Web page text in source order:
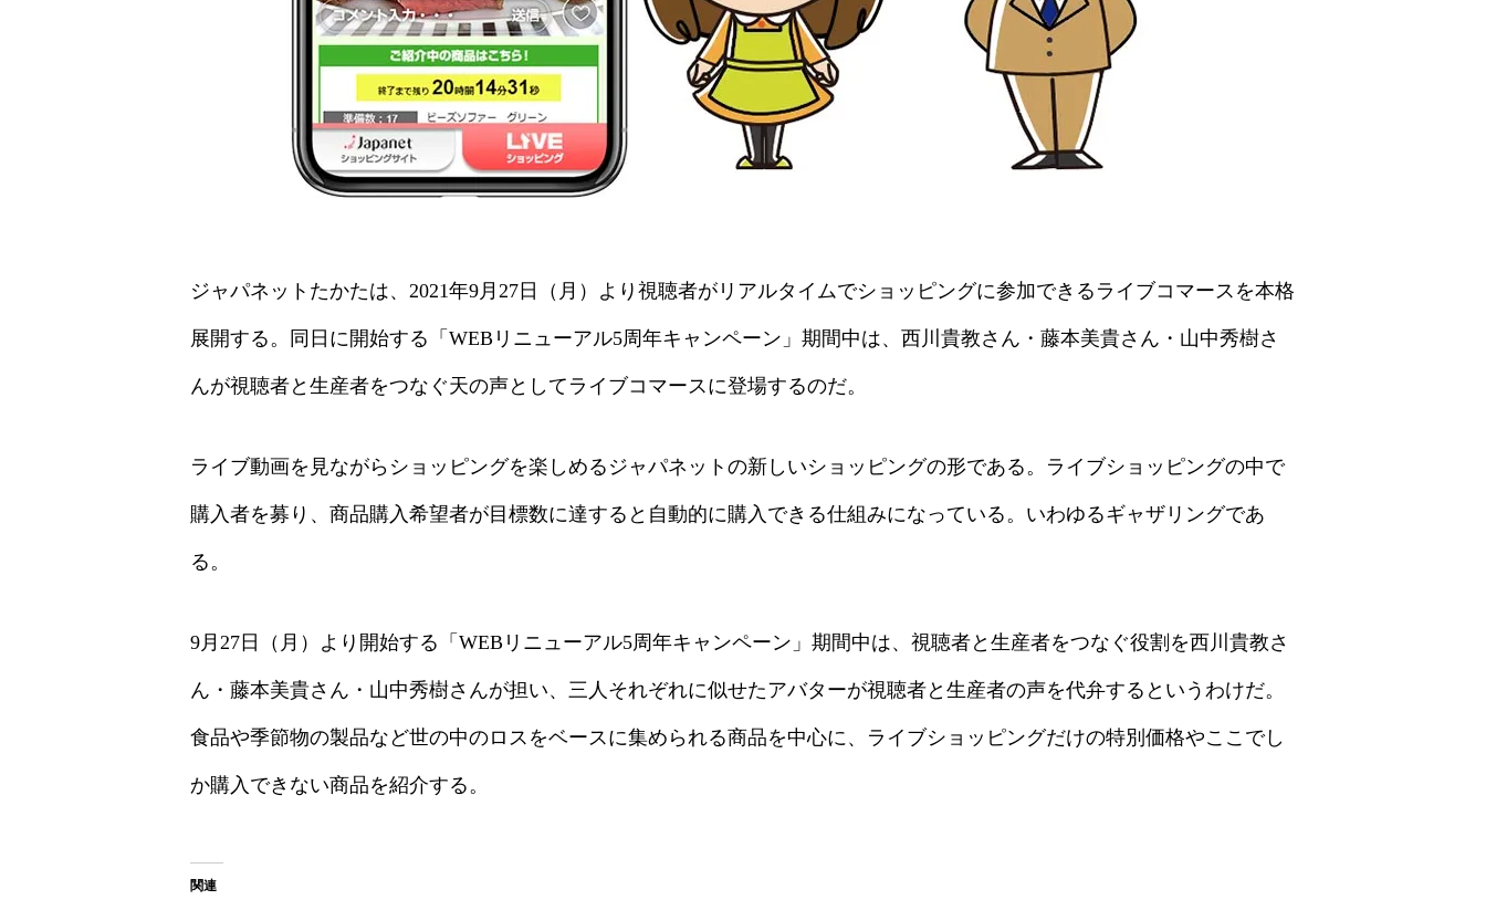
ジャパネットたかたは、2021年9月27日（月）より視聴者がリアルタイムでショッピングに参加できるライブコマースを本格
展開する。同日に開始する「WEBリニューアル5周年キャンペーン」期間中は、西川貴教さん・藤本美貴さん・山中秀樹さ
んが視聴者と生産者をつなぐ天の声としてライブコマースに登場するのだ。
ライブ動画を見ながらショッピングを楽しめるジャパネットの新しいショッピングの形である。ライブショッピングの中で
購入者を募り、商品購入希望者が目標数に達すると自動的に購入できる仕組みになっている。いわゆるギャザリングであ
る。
9月27日（月）より開始する「WEBリニューアル5周年キャンペーン」期間中は、視聴者と生産者をつなぐ役割を西川貴教さ
ん・藤本美貴さん・山中秀樹さんが担い、三人それぞれに似せたアバターが視聴者と生産者の声を代弁するというわけだ。
食品や季節物の製品など世の中のロスをベースに集められる商品を中心に、ライブショッピングだけの特別価格やここでし
か購入できない商品を紹介する。
関連